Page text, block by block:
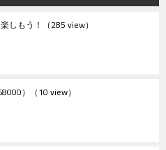
しもう！ （285 view）
） （10 view）